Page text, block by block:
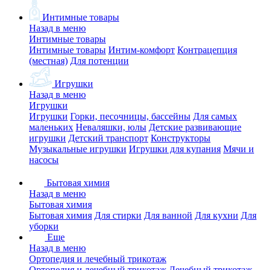
Интимные товары
Назад в меню
Интимные товары
Интимные товары Интим-комфорт Контрацепция
(местная) Для потенции
Игрушки
Назад в меню
Игрушки
Игрушки Горки, песочницы, бассейны Для самых
маленьких Неваляшки, юлы Детские развивающие
игрушки Детский транспорт Конструкторы
Музыкальные игрушки Игрушки для купания Мячи и
насосы
Бытовая химия
Назад в меню
Бытовая химия
Бытовая химия Для стирки Для ванной Для кухни Для
уборки
Еще
Назад в меню
Ортопедия и лечебный трикотаж